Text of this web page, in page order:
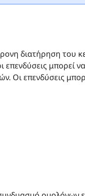
διατήρηση του
επενδύσεις μπορεί
επενδύσεις